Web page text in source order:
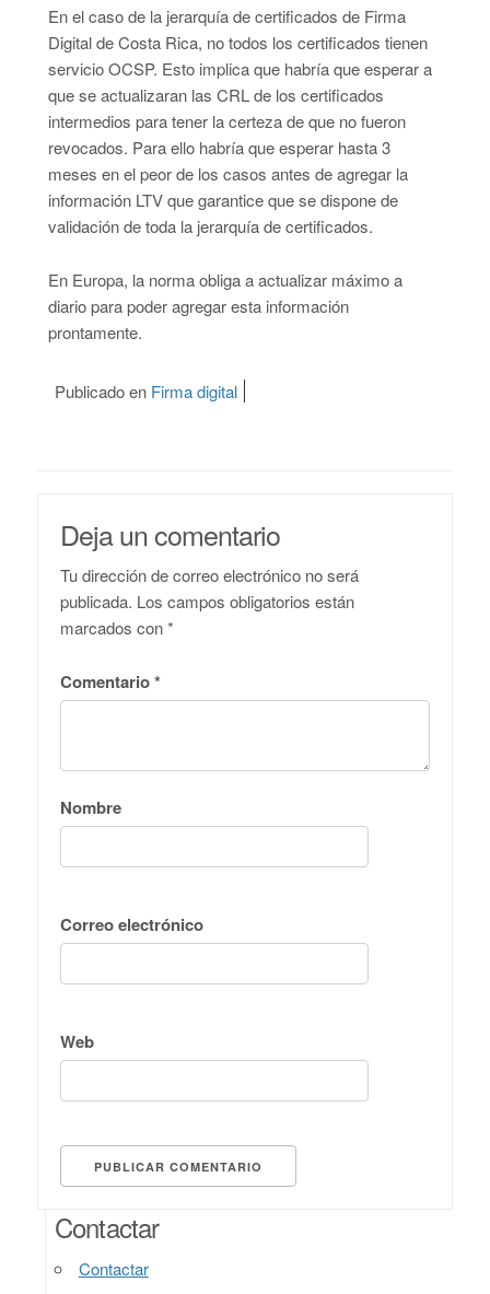
En el caso de la jerarquía de certificados de Firma
Digital de Costa Rica, no todos los certificados tienen
servicio OCSP. Esto implica que habría que esperar a
que se actualizaran las CRL de los certificados
intermedios para tener la certeza de que no fueron
revocados. Para ello habría que esperar hasta 3
meses en el peor de los casos antes de agregar la
información LTV que garantice que se dispone de
validación de toda la jerarquía de certificados.
En Europa, la norma obliga a actualizar máximo a
diario para poder agregar esta información
prontamente.
Publicado en Firma digital
Deja un comentario
Tu dirección de correo electrónico no será
publicada. Los campos obligatorios están
marcados con*
Comentario*
Nombre
Correo electrónico
Web
Contactar
Contactar